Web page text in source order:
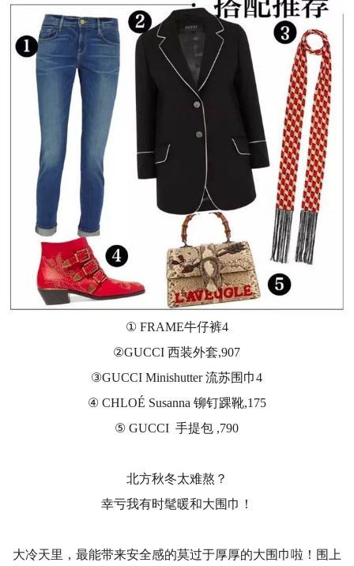
① FRAME牛仔裤4
②GUCCI 西装外套,907
③GUCCI Minishutter 流苏围巾4
④ CHLOÉ Susanna 铆钉踝靴,175
⑤ GUCCI 手提包 ,790
北方秋冬太难熬？
幸亏我有时髦暖和大围巾！
大冷天里，最能带来安全感的莫过于厚厚的大围巾啦！围上